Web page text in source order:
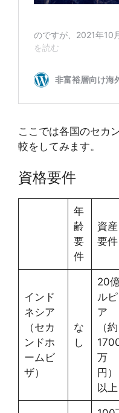
ここでは各国のセカ
較をしてみます。
資格要件
年
齢
要
件
資産
要件
インド
ネシア
（セカ
ンドホ
ームビ
ザ）
な
し
20
ルピ
ア
（約
万
円）
以上